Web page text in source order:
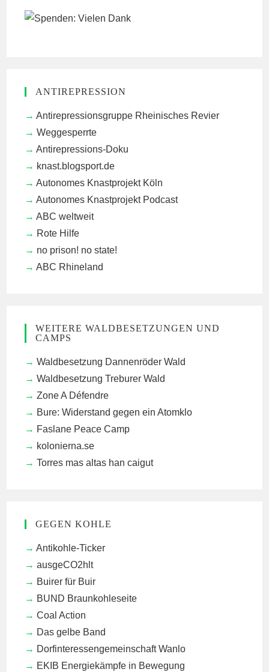
ANTIREPRESSION
Antirepressionsgruppe Rheinisches Revier
Weggesperrte
Antirepressions-Doku
knast.blogsport.de
Autonomes Knastprojekt Köln
Autonomes Knastprojekt Podcast
ABC weltweit
Rote Hilfe
no prison! no state!
ABC Rhineland
WEITERE WALDBESETZUNGEN UND
CAMPS
Waldbesetzung Dannenröder Wald
Waldbesetzung Treburer Wald
Zone A Défendre
Bure: Widerstand gegen ein Atomklo
Faslane Peace Camp
kolonierna.se
Torres mas altas han caigut
GEGEN KOHLE
Antikohle-Ticker
ausgeCO2hlt
Buirer für Buir
BUND Braunkohleseite
Coal Action
Das gelbe Band
Dorfinteressengemeinschaft Wanlo
EKIB Energiekämpfe in Bewegung